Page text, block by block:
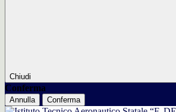
Chiudi
Conferma
Annulla Conferma